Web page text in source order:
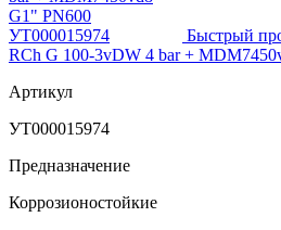
Быстрый
RCh G 100-3vDW 4 bar +
Артикул
УТ000015974
Предназначение
Коррозионостойкие